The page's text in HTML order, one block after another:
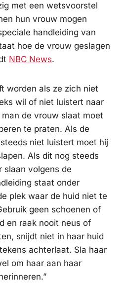
met een wetsvoorstel
hun vrouw mogen
handleiding van
hoe de vrouw geslagen
NBC News.
worden als ze zich niet
wil of niet luistert naar
de vrouw slaat moet
te praten. Als de
niet luistert moet hij
Als dit nog steeds
slaan volgens de
staat onder
plek waar de huid niet te
geen schoenen of
en raak nooit neus of
snijdt niet in haar huid
achterlaat. Sla haar
om haar aan haar